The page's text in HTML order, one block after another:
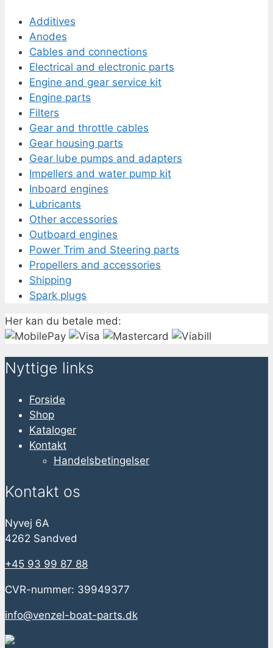
Additives
Anodes
Cables and connections
Electrical and electronic parts
Engine and gear service kit
Engine parts
Filters
Gear and throttle cables
Gear housing parts
Gear lube pumps and adapters
Impellers and water pump kit
Inboard engines
Lubricants
Other accessories
Outboard engines
Power Trim and Steering parts
Propellers and accessories
Shipping
Spark plugs
Her kan du betale med:
Nyttige links
Forside
Shop
Kataloger
Kontakt
Handelsbetingelser
Kontakt os
Nyvej 6A
4262 Sandved
+45 93 99 87 88
CVR-nummer: 39949377
info@venzel-boat-parts.dk